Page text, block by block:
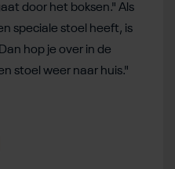
door het boksen." Als
speciale stoel heeft, is
hop je over in de
stoel weer naar huis."
link